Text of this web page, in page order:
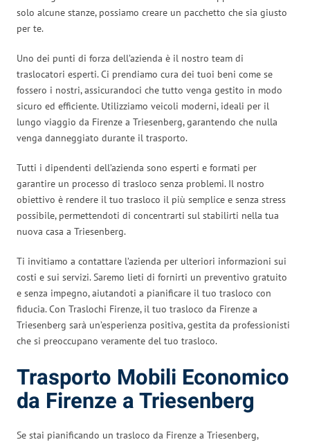
solo alcune stanze, possiamo creare un pacchetto che sia giusto
per te.
Uno dei punti di forza dell’azienda è il nostro team di
traslocatori esperti. Ci prendiamo cura dei tuoi beni come se
fossero i nostri, assicurandoci che tutto venga gestito in modo
sicuro ed efficiente. Utilizziamo veicoli moderni, ideali per il
lungo viaggio da Firenze a Triesenberg, garantendo che nulla
venga danneggiato durante il trasporto.
Tutti i dipendenti dell’azienda sono esperti e formati per
garantire un processo di trasloco senza problemi. Il nostro
obiettivo è rendere il tuo trasloco il più semplice e senza stress
possibile, permettendoti di concentrarti sul stabilirti nella tua
nuova casa a Triesenberg.
Ti invitiamo a contattare l’azienda per ulteriori informazioni sui
costi e sui servizi. Saremo lieti di fornirti un preventivo gratuito
e senza impegno, aiutandoti a pianificare il tuo trasloco con
fiducia. Con Traslochi Firenze, il tuo trasloco da Firenze a
Triesenberg sarà un’esperienza positiva, gestita da professionisti
che si preoccupano veramente del tuo trasloco.
Trasporto Mobili Economico
da Firenze a Triesenberg
Se stai pianificando un trasloco da Firenze a Triesenberg,